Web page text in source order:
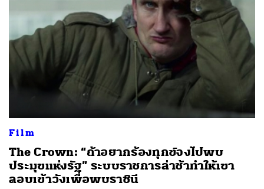
Film
The Crown: “ถ้าอยากร้องทุกข์จงไปพบ
ประมุขแห่งรัฐ” ระบบราชการล่าช้าทำให้เขา
ลอบเข้าวังเพื่อพบราชินี